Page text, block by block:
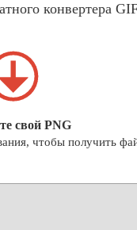
конвертера
свой PNG
чтобы получить